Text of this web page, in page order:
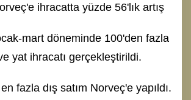
ihracatta yüzde 56'lık artış
mart döneminde 100'den fazla
yat ihracatı gerçekleştirildi.
fazla dış satım Norveç'e yapıldı.